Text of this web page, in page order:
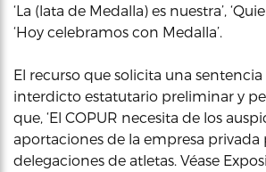
‘La (lata de Medalla) es nuestra’,
‘Hoy celebramos con Medalla’.
El recurso que solicita una
interdicto estatutario preliminar y
que, ‘El COPUR necesita de los
aportaciones de la empresa privada
delegaciones de atletas. Véase